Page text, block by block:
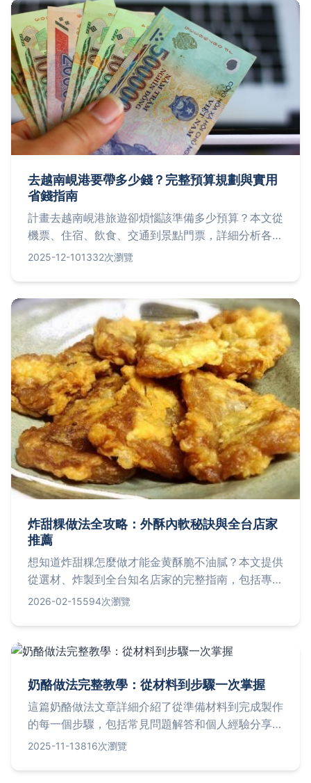
去越南峴港要帶多少錢？完整預算規劃與實用
省錢指南
計畫去越南峴港旅遊卻煩惱該準備多少預算？本文從
機票、住宿、飲食、交通到景點門票，詳細分析各項
費用，並提供經濟型到豪華型的預算估算，加上個人
2025-12-101332次瀏覽
炸甜粿做法全攻略：外酥內軟秘訣與全台店家
推薦
想知道炸甜粿怎麼做才能金黄酥脆不油膩？本文提供
從選材、炸製到全台知名店家的完整指南，包括專家
秘訣與常見問題解答，讓你一次掌握這道台灣傳統美
2026-02-15594次瀏覽
奶酪做法完整教學：從材料到步驟一次掌握
這篇奶酪做法文章詳細介紹了從準備材料到完成製作
的每一個步驟，包括常見問題解答和個人經驗分享。
無論你是初學者還是有經驗的廚師，都能從中找到實
2025-11-13816次瀏覽